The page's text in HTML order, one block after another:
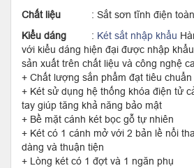
Chất liệu : Sắt sơn tĩnh điện toàn
Kiểu dáng
: Két sắt nhập khẩu
với kiểu dáng hiện đại được nhập
sản xuất trên chất liệu và công nghệ
+ Chất lượng sắn phẩm đạt tiêu
+ Két sử dụng hệ thống khóa điện tử
tay giúp tăng khả năng bảo mật
+ Bề mặt cánh két bọc gỗ tự nhiên
+ Két có 1 cánh mở với 2 bản lề nổi
dàng và thuận tiện
+ Lòng két có 1 đợt và 1 ngăn phụ